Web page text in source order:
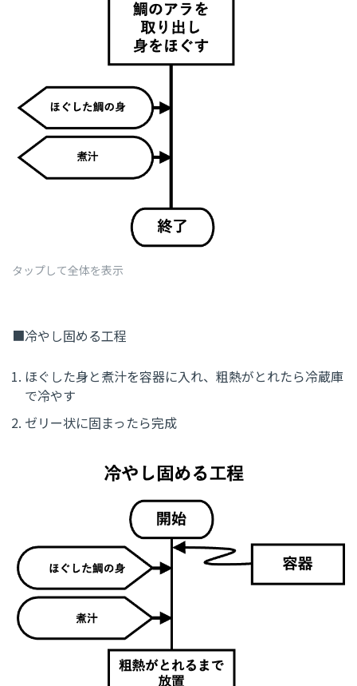
タップして全体を表示
■冷やし固める工程
ほぐした身と煮汁を容器に入れ、粗熱がとれたら冷蔵庫
で冷やす
ゼリー状に固まったら完成